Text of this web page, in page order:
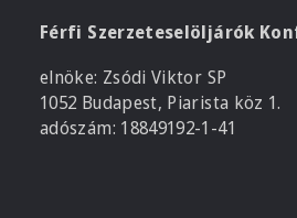
Férfi Szerzeteselöljárók
elnöke: Zsódi Viktor SP
1052 Budapest, Piarista köz 1.
adószám: 18849192-1-41